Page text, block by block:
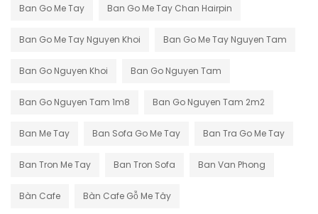
Ban Go Me Tay Ban Go Me Tay Chan Hairpin
Ban Go Me Tay Nguyen Khoi Ban Go Me Tay Nguyen Tam
Ban Go Nguyen Khoi Ban Go Nguyen Tam
Ban Go Nguyen Tam 1m8 Ban Go Nguyen Tam 2m2
Ban Me Tay Ban Sofa Go Me Tay Ban Tra Go Me Tay
Ban Tron Me Tay Ban Tron Sofa Ban Van Phong
Bàn Cafe Bàn Cafe Gỗ Me Tây